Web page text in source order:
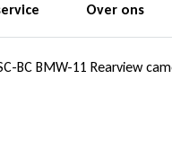
Over ons
BC BMW-11 Rearview